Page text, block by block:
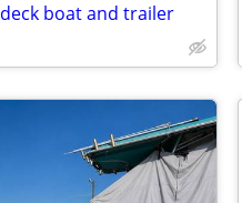
boat and trailer